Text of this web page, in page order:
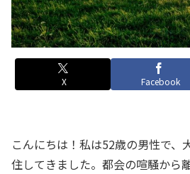
X Facebook
こんにちは！私は52歳の男性で、
住してきました。都会の喧騒から